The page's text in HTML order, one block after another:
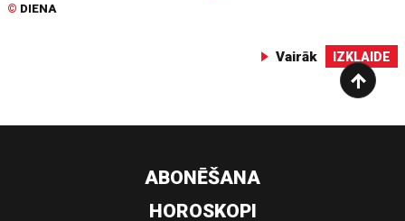
© DIENA
Vairāk IZKLAIDE
ABONĒŠANA
HOROSKOPI